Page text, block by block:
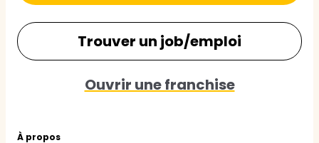
À propos
Trouver un job/emploi
Ouvrir une franchise